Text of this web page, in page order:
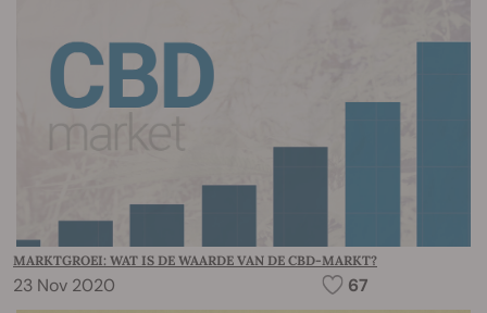
MARKTGROEI: WAT IS DE WAARDE VAN DE CBD-MARKT?
23 Nov 2020 67